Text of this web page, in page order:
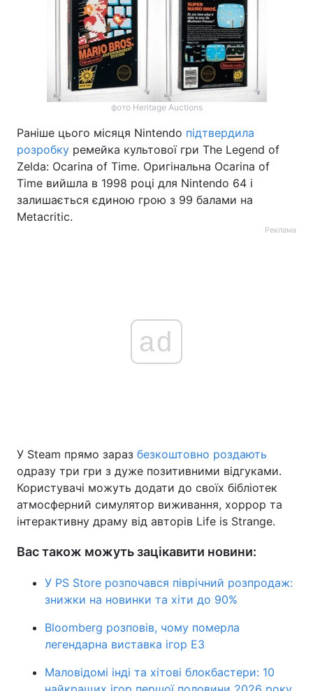
фото Heritage Auctions
Раніше цього місяця Nintendo підтвердила
розробку ремейка культової гри The Legend of
Zelda: Ocarina of Time. Оригінальна Ocarina of
Time вийшла в 1998 році для Nintendo 64 і
залишається єдиною грою з 99 балами на
Metacritic.
Реклама
ad
У Steam прямо зараз безкоштовно роздають
одразу три гри з дуже позитивними відгуками.
Користувачі можуть додати до своїх бібліотек
атмосферний симулятор виживання, хоррор та
інтерактивну драму від авторів Life is Strange.
Вас також можуть зацікавити новини:
У PS Store розпочався піврічний розпродаж:
знижки на новинки та хіти до 90%
Bloomberg розповів, чому померла
легендарна виставка ігор E3
Маловідомі інді та хітові блокбастери: 10